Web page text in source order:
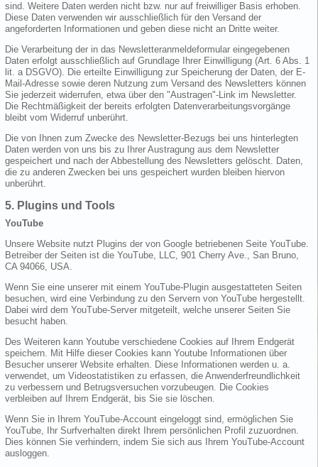
sind. Weitere Daten werden nicht bzw. nur auf freiwilliger Basis erhoben.
Diese Daten verwenden wir ausschließlich für den Versand der
angeforderten Informationen und geben diese nicht an Dritte weiter.
Die Verarbeitung der in das Newsletteranmeldeformular eingegebenen
Daten erfolgt ausschließlich auf Grundlage Ihrer Einwilligung (Art. 6 Abs. 1
lit. a DSGVO). Die erteilte Einwilligung zur Speicherung der Daten, der E-
Mail-Adresse sowie deren Nutzung zum Versand des Newsletters können
Sie jederzeit widerrufen, etwa über den "Austragen"-Link im Newsletter.
Die Rechtmäßigkeit der bereits erfolgten Datenverarbeitungsvorgänge
bleibt vom Widerruf unberührt.
Die von Ihnen zum Zwecke des Newsletter-Bezugs bei uns hinterlegten
Daten werden von uns bis zu Ihrer Austragung aus dem Newsletter
gespeichert und nach der Abbestellung des Newsletters gelöscht. Daten,
die zu anderen Zwecken bei uns gespeichert wurden bleiben hiervon
unberührt.
5. Plugins und Tools
YouTube
Unsere Website nutzt Plugins der von Google betriebenen Seite YouTube.
Betreiber der Seiten ist die YouTube, LLC, 901 Cherry Ave., San Bruno,
CA 94066, USA.
Wenn Sie eine unserer mit einem YouTube-Plugin ausgestatteten Seiten
besuchen, wird eine Verbindung zu den Servern von YouTube hergestellt.
Dabei wird dem YouTube-Server mitgeteilt, welche unserer Seiten Sie
besucht haben.
Des Weiteren kann Youtube verschiedene Cookies auf Ihrem Endgerät
speichern. Mit Hilfe dieser Cookies kann Youtube Informationen über
Besucher unserer Website erhalten. Diese Informationen werden u. a.
verwendet, um Videostatistiken zu erfassen, die Anwenderfreundlichkeit
zu verbessern und Betrugsversuchen vorzubeugen. Die Cookies
verbleiben auf Ihrem Endgerät, bis Sie sie löschen.
Wenn Sie in Ihrem YouTube-Account eingeloggt sind, ermöglichen Sie
YouTube, Ihr Surfverhalten direkt Ihrem persönlichen Profil zuzuordnen.
Dies können Sie verhindern, indem Sie sich aus Ihrem YouTube-Account
ausloggen.